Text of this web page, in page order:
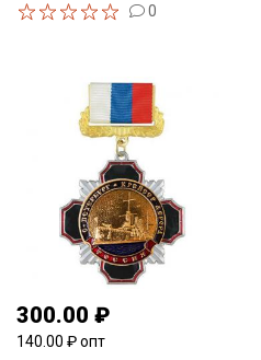
0
300.00 ₽
140.00 ₽ опт